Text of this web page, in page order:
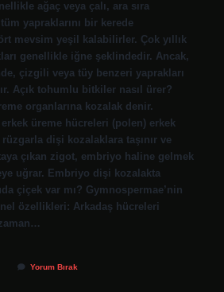
ağaç veya çalı, ara sıra
yapraklarını bir kerede
mevsim yeşil kalabilirler. Çok yıllık
genellikle iğne şeklindedir. Ancak,
çizgili veya tüy benzeri yaprakları
Açık tohumlu bitkiler nasıl ürer?
organlarına kozalak denir.
erkek üreme hücreleri (polen) erkek
dişi kozalaklara taşınır ve
çıkan zigot, embriyo haline gelmek
uğrar. Embriyo dişi kozalakta
çiçek var mı? Gymnospermae’nin
özellikleri: Arkadaş hücreleri
Yorum Bırak